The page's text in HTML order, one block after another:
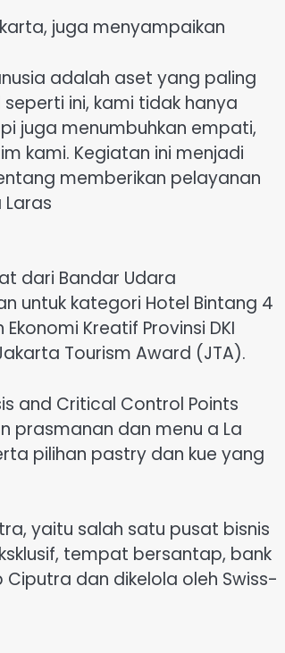
juga menyampaikan
adalah aset yang paling
ini, kami tidak hanya
juga menumbuhkan empati,
kami. Kegiatan ini menjadi
memberikan pelayanan
dari Bandar Udara
untuk kategori Hotel Bintang 4
Kreatif Provinsi DKI
Tourism Award (JTA).
and Critical Control Points
prasmanan dan menu a La
pilihan pastry dan kue yang
yaitu salah satu pusat bisnis
tempat bersantap, bank
dan dikelola oleh Swiss-